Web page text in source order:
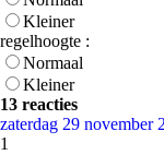
Kleiner
regelhoogte :
Normaal
Kleiner
13 reacties
zaterdag 29 november
1